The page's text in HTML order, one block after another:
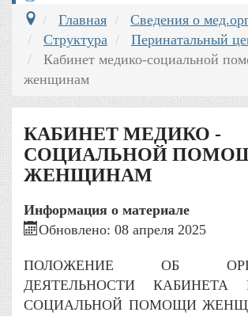
Главная
Сведения о
Структура
Перинатальный
Кабинет медико-социальной
женщинам
КАБИНЕТ МЕДИКО -
СОЦИАЛЬНОЙ
ЖЕНЩИНАМ
Информация о материале
Обновлено: 08 апреля 2025
ПОЛОЖЕНИЕ ОБ
ДЕЯТЕЛЬНОСТИ
СОЦИАЛЬНОЙ ПОМОЩИ